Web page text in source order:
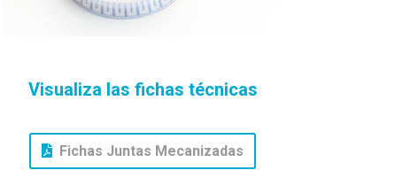
Visualiza las fichas técnicas
Fichas Juntas Mecanizadas